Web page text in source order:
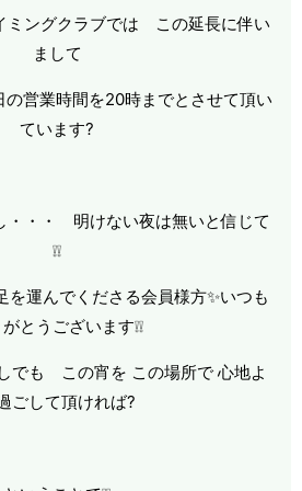
ミングクラブでは この延長に伴い
まして
営業時間を20時までとさせて頂い
ています?
・・ 明けない夜は無いと信じて
❕❕
運んでくださる会員様方✨いつも
とうございます❕❕
でも この宵を この場所で 心地よ
ごして頂ければ?